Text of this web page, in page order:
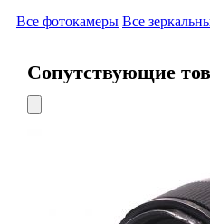
Все фотокамеры Все
Сопутствующие